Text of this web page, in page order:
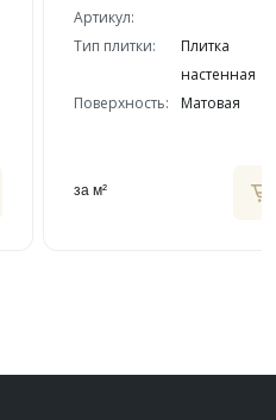
Артикул:
Тип плитки:
Плитка
настенная
Поверхность:
Матовая
за м²